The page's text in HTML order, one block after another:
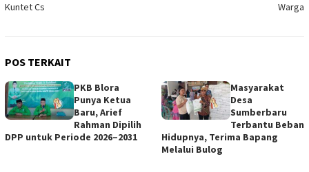
Kuntet Cs
Warga
POS TERKAIT
PKB Blora
Punya Ketua
Baru, Arief
Rahman Dipilih
DPP untuk Periode 2026–2031
Masyarakat
Desa
Sumberbaru
Terbantu Beban
Hidupnya, Terima Bapang
Melalui Bulog